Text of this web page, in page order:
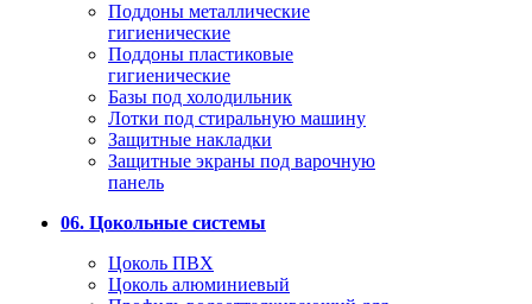
Поддоны металлические
гигиенические
Поддоны пластиковые
гигиенические
Базы под холодильник
Лотки под стиральную машину
Защитные накладки
Защитные экраны под варочную
панель
06. Цокольные системы
Цоколь ПВХ
Цоколь алюминиевый